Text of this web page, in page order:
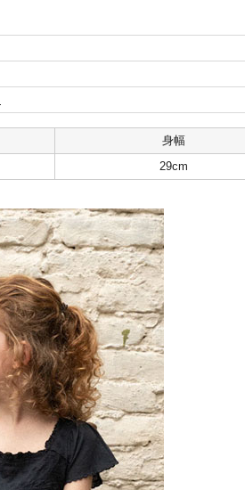
身幅
29cm